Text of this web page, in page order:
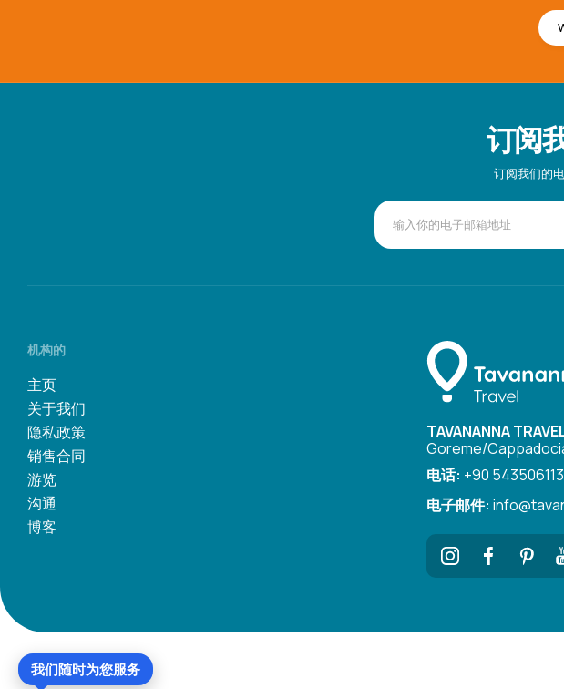
订阅
订阅我们的
机构的
主页
关于我们
隐私政策
销售合同
游览
沟通
博客
TAVANANNA
Goreme/
电话: +90
电子邮件:
我们随时为您服务